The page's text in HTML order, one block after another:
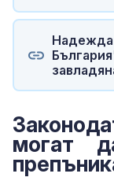
Надежда
могат